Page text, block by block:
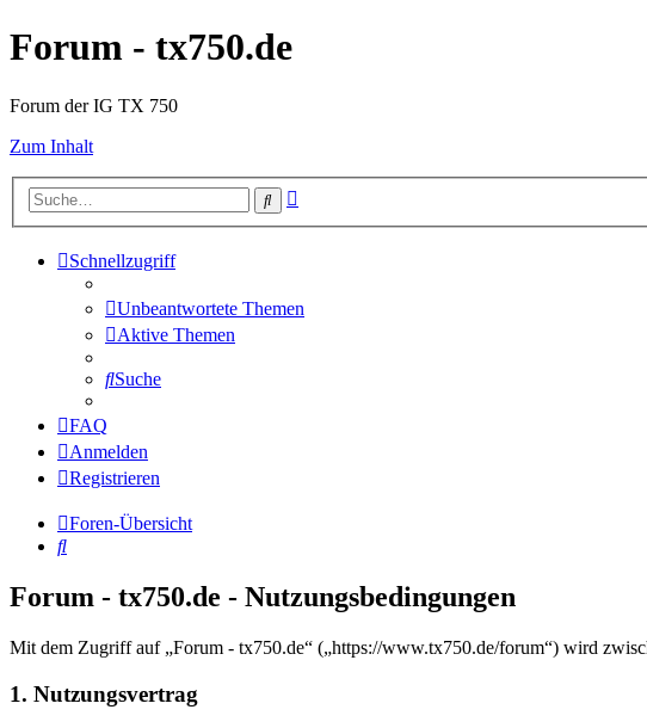
Forum - tx750.de
Forum der IG TX 750
Zum Inhalt
Suche
Schnellzugriff
Unbeantwortete Themen
Aktive Themen
Suche
FAQ
Anmelden
Registrieren
Foren-Übersicht
Suche
Forum - tx750.de - Nutzungsbedingungen
Mit dem Zugriff auf „Forum - tx750.de“ („https://www.tx750.de/forum“) wird
1. Nutzungsvertrag